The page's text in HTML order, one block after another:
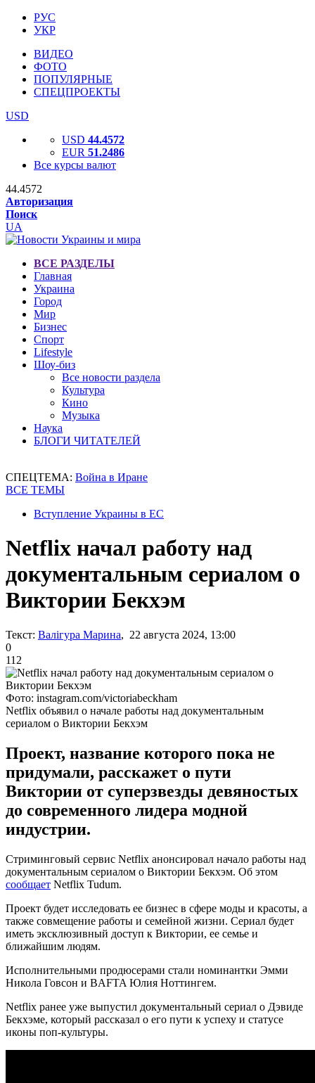
РУС
УКР
ВИДЕО
ФОТО
ПОПУЛЯРНЫЕ
СПЕЦПРОЕКТЫ
USD
USD 44.4572
EUR 51.2486
Все курсы валют
44.4572
Авторизация
Поиск
UA
ВСЕ РАЗДЕЛЫ
Главная
Украина
Город
Мир
Бизнес
Спорт
Lifestyle
Шоу-биз
Все новости раздела
Культура
Кино
Музыка
Наука
БЛОГИ ЧИТАТЕЛЕЙ
СПЕЦТЕМА: Война в Иране
ВСЕ ТЕМЫ
Вступление Украины в ЕС
Netflix начал работу над
документальным сериалом о
Виктории Бекхэм
Текст: Валігура Марина, 22 августа 2024, 13:00
0
112
Фото: instagram.com/victoriabeckham
Netflix объявил о начале работы над документальным
сериалом о Виктории Бекхэм
Проект, название которого пока не
придумали, расскажет о пути
Виктории от суперзвезды девяностых
до современного лидера модной
индустрии.
Стриминговый сервис Netflix анонсировал начало работы над
документальным сериалом о Виктории Бекхэм. Об этом
сообщает Netflix Tudum.
Проект будет исследовать ее бизнес в сфере моды и красоты, а
также совмещение работы и семейной жизни. Сериал будет
иметь эксклюзивный доступ к Виктории, ее семье и
ближайшим людям.
Исполнительными продюсерами стали номинантки Эмми
Никола Говсон и BAFTA Юлия Ноттингем.
Netflix ранее уже выпустил документальный сериал о Дэвиде
Бекхэме, который рассказал о его пути к успеху и статусе
иконы поп-культуры.